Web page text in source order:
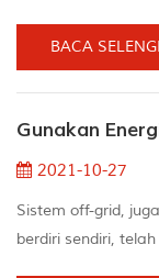
khawatir dengan
CO2 keluarga
halnya bintang
BACA
Gunakan
2021-10-27
Sistem off-grid,
berdiri sendiri,